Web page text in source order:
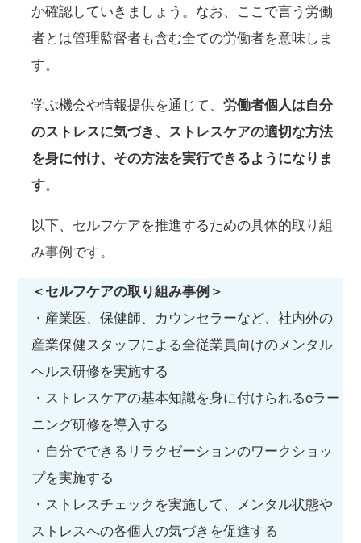
か確認していきましょう。なお、ここで言う労働
者とは管理監督者も含む全ての労働者を意味しま
す。
学ぶ機会や情報提供を通じて、労働者個人は自分
のストレスに気づき、ストレスケアの適切な方法
を身に付け、その方法を実行できるようになりま
す。
以下、セルフケアを推進するための具体的取り組
み事例です。
＜セルフケアの取り組み事例＞
・産業医、保健師、カウンセラーなど、社内外の
産業保健スタッフによる全従業員向けのメンタル
ヘルス研修を実施する
・ストレスケアの基本知識を身に付けられるeラー
ニング研修を導入する
・自分でできるリラクゼーションのワークショッ
プを実施する
・ストレスチェックを実施して、メンタル状態や
ストレスへの各個人の気づきを促進する